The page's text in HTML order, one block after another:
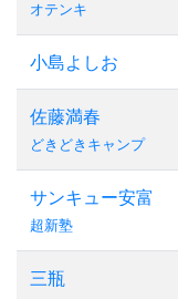
オテンキ
小島よしお
佐藤満春
どきどきキャンプ
サンキュー安富
超新塾
三瓶